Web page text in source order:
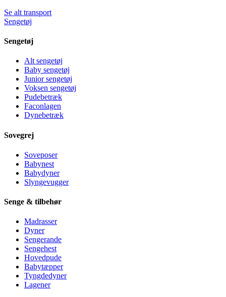
Se alt transport
Sengetøj
Sengetøj
Alt sengetøj
Baby sengetøj
Junior sengetøj
Voksen sengetøj
Pudebetræk
Faconlagen
Dynebetræk
Sovegrej
Soveposer
Babynest
Babydyner
Slyngevugger
Senge & tilbehør
Madrasser
Dyner
Sengerande
Sengehest
Hovedpude
Babytæpper
Tyngdedyner
Lagener